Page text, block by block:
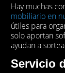
Hay muchas
mobiliario en
útiles para
solo aportan
ayudan a
Servicio